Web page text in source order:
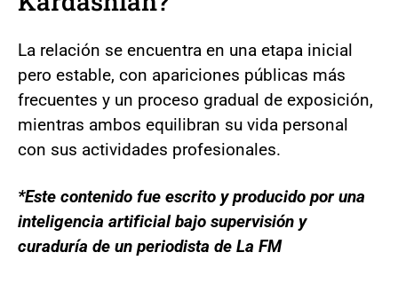
La relación se encuentra en una etapa inicial
pero estable, con apariciones públicas más
frecuentes y un proceso gradual de exposición,
mientras ambos equilibran su vida personal
con sus actividades profesionales.
*Este contenido fue escrito y producido por una
inteligencia artificial bajo supervisión y
curaduría de un periodista de La FM